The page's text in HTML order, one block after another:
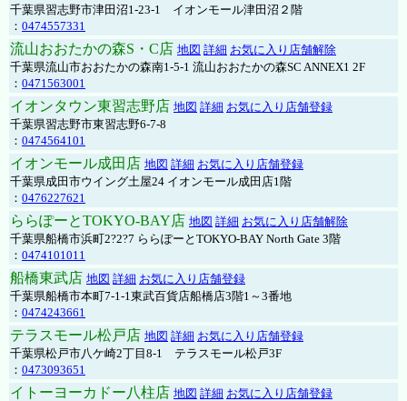
千葉県習志野市津田沼1-23-1 イオンモール津田沼２階
： 0474557331
流山おおたかの森S・C店 地図 詳細 お気に入り店舗解除
千葉県流山市おおたかの森南1-5-1 流山おおたかの森SC ANNEX1 2F
： 0471563001
イオンタウン東習志野店 地図 詳細 お気に入り店舗登録
千葉県習志野市東習志野6-7-8
： 0474564101
イオンモール成田店 地図 詳細 お気に入り店舗登録
千葉県成田市ウイング土屋24 イオンモール成田店1階
： 0476227621
ららぽーとTOKYO-BAY店 地図 詳細 お気に入り店舗解除
千葉県船橋市浜町2?2?7 ららぽーとTOKYO-BAY North Gate 3階
： 0474101011
船橋東武店 地図 詳細 お気に入り店舗登録
千葉県船橋市本町7-1-1東武百貨店船橋店3階1～3番地
： 0474243661
テラスモール松戸店 地図 詳細 お気に入り店舗登録
千葉県松戸市八ケ崎2丁目8-1 テラスモール松戸3F
： 0473093651
イトーヨーカドー八柱店 地図 詳細 お気に入り店舗登録